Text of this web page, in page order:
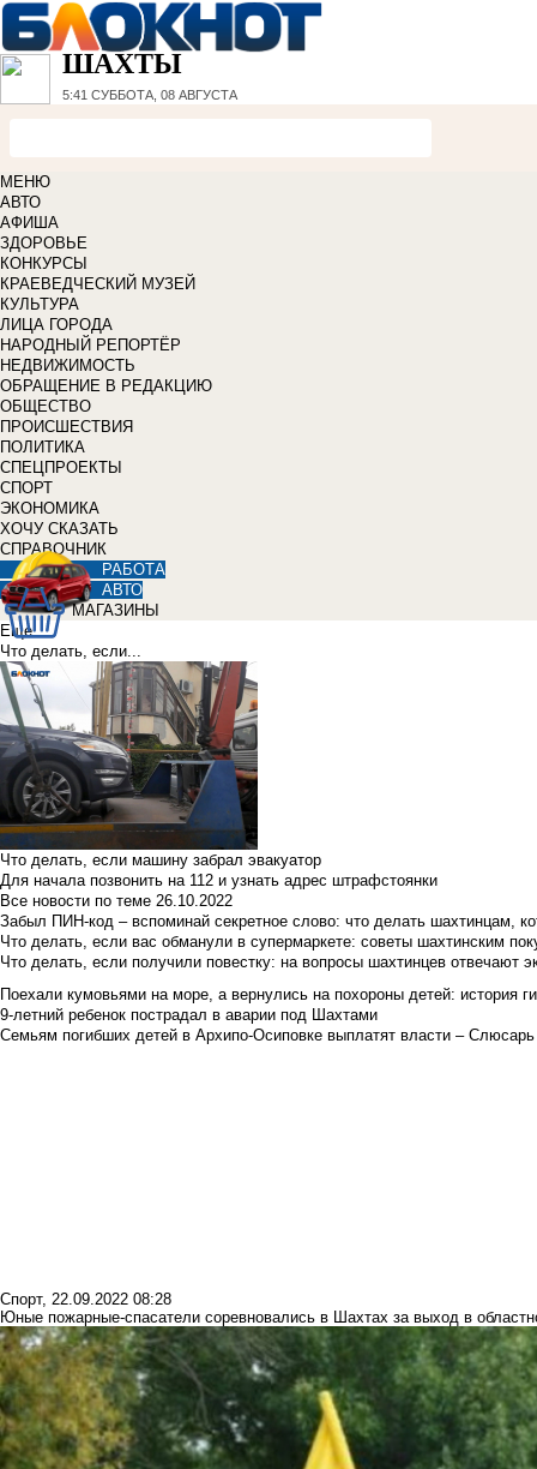
ШАХТЫ
5:41 СУББОТА, 08 АВГУСТА
МЕНЮ
АВТО
АФИША
ЗДОРОВЬЕ
КОНКУРСЫ
КРАЕВЕДЧЕСКИЙ МУЗЕЙ
КУЛЬТУРА
ЛИЦА ГОРОДА
НАРОДНЫЙ РЕПОРТЁР
НЕДВИЖИМОСТЬ
ОБРАЩЕНИЕ В РЕДАКЦИЮ
ОБЩЕСТВО
ПРОИСШЕСТВИЯ
ПОЛИТИКА
СПЕЦПРОЕКТЫ
СПОРТ
ЭКОНОМИКА
ХОЧУ СКАЗАТЬ
СПРАВОЧНИК
РАБОТА
АВТО
МАГАЗИНЫ
Еще
Что делать, если...
Что делать, если машину забрал эвакуатор
Для начала позвонить на 112 и узнать адрес штрафстоянки
Все новости по теме 26.10.2022
Забыл ПИН-код – вспоминай секретное слово: что делать шахтинцам,
Что делать, если вас обманули в супермаркете: советы шахтинским
Что делать, если получили повестку: на вопросы шахтинцев отвечают
Поехали кумовьями на море, а вернулись на похороны детей: история
9-летний ребенок пострадал в аварии под Шахтами
Семьям погибших детей в Архипо-Осиповке выплатят власти – Слюсарь
Спорт, 22.09.2022 08:28
Юные пожарные-спасатели соревновались в Шахтах за выход в